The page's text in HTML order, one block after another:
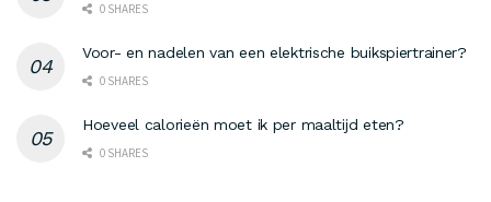
0 SHARES
Voor- en nadelen van een elektrische buikspiertrainer?
0 SHARES
Hoeveel calorieën moet ik per maaltijd eten?
0 SHARES